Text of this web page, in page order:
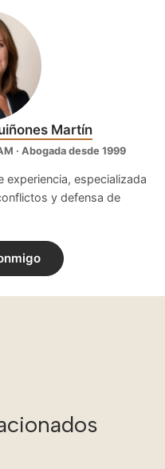
Martín
· Abogada desde 1999
especializada
y defensa de